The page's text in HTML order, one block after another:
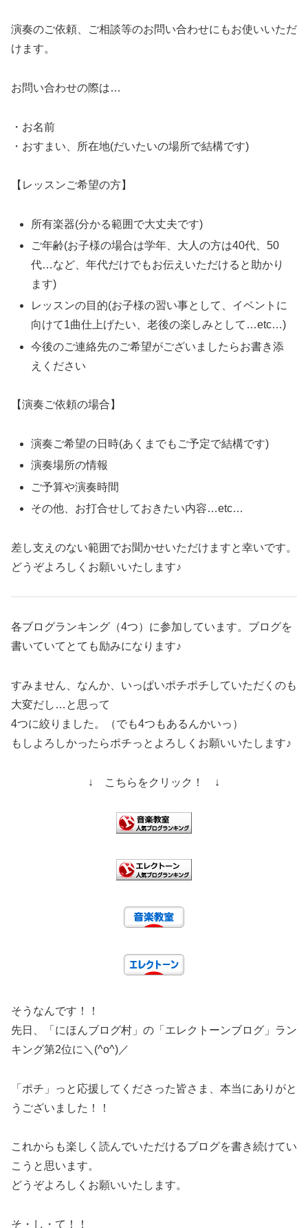
演奏のご依頼、ご相談等のお問い合わせにもお使いいただ
けます。
お問い合わせの際は…
・お名前
・おすまい、所在地(だいたいの場所で結構です)
【レッスンご希望の方】
所有楽器(分かる範囲で大丈夫です)
ご年齢(お子様の場合は学年、大人の方は40代、50
代…など、年代だけでもお伝えいただけると助かり
ます)
レッスンの目的(お子様の習い事として、イベントに
向けて1曲仕上げたい、老後の楽しみとして…etc…)
今後のご連絡先のご希望がございましたらお書き添
えください
【演奏ご依頼の場合】
演奏ご希望の日時(あくまでもご予定で結構です)
演奏場所の情報
ご予算や演奏時間
その他、お打合せしておきたい内容…etc…
差し支えのない範囲でお聞かせいただけますと幸いです。
どうぞよろしくお願いいたします♪
各ブログランキング（4つ）に参加しています。ブログを
書いていてとても励みになります♪
すみません、なんか、いっぱいポチポチしていただくのも
大変だし…と思って
4つに絞りました。（でも4つもあるんかいっ）
もしよろしかったらポチっとよろしくお願いいたします♪
↓ こちらをクリック！ ↓
そうなんです！！
先日、「にほんブログ村」の「エレクトーンブログ」ラン
キング第2位に＼(^o^)／
「ポチ」っと応援してくださった皆さま、本当にありがと
うございました！！
これからも楽しく読んでいただけるブログを書き続けてい
こうと思います。
どうぞよろしくお願いいたします。
そ・し・て！！